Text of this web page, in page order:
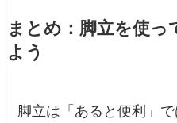
まとめ：脚立を使っ
よう
脚立は「あると便利」